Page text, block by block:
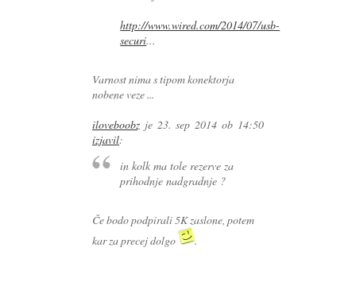
http://www.wired.com/2014/07/usb-
securi...
Varnost nima s tipom konektorja
nobene veze ...
iloveboobzje 23. sep 2014 ob 14:50
izjavil:
in kolk ma tole rezerve za
prihodnje nadgradnje ?
Če bodo podpirali 5K zaslone, potem
kar za precej dolgo
.